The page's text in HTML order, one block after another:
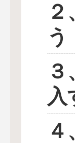
２
う
３
入